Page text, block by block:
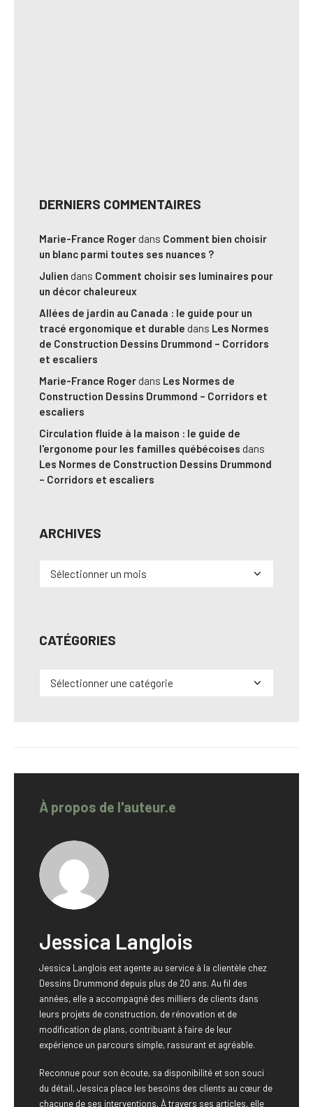
DERNIERS COMMENTAIRES
Marie-France Roger dans Comment bien choisir
un blanc parmi toutes ses nuances ?
Julien dans Comment choisir ses luminaires pour
un décor chaleureux
Allées de jardin au Canada : le guide pour un
tracé ergonomique et durable dans Les Normes
de Construction Dessins Drummond – Corridors
et escaliers
Marie-France Roger dans Les Normes de
Construction Dessins Drummond – Corridors et
escaliers
Circulation fluide à la maison : le guide de
l'ergonome pour les familles québécoises dans
Les Normes de Construction Dessins Drummond
– Corridors et escaliers
ARCHIVES
Archives
CATÉGORIES
Catégories
À propos de l'auteur.e
Jessica Langlois
Jessica Langlois est agente au service à la clientèle chez
Dessins Drummond depuis plus de 20 ans. Au fil des
années, elle a accompagné des milliers de clients dans
leurs projets de construction, de rénovation et de
modification de plans, contribuant à faire de leur
expérience un parcours simple, rassurant et agréable.
Reconnue pour son écoute, sa disponibilité et son souci
du détail, Jessica place les besoins des clients au cœur de
chacune de ses interventions. À travers ses articles, elle